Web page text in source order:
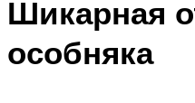
Шикарная
особняка